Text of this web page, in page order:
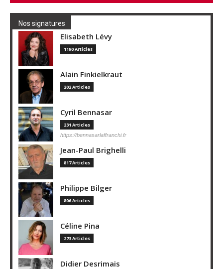
Nos signatures
Elisabeth Lévy
1190 Articles
Alain Finkielkraut
202 Articles
Cyril Bennasar
231 Articles
https://bennasarlaffranchi.fr
Jean-Paul Brighelli
817 Articles
Philippe Bilger
806 Articles
Céline Pina
273 Articles
Didier Desrimais